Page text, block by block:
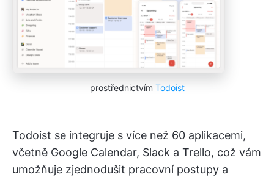
prostřednictvím Todoist
Todoist se integruje s více než 60 aplikacemi,
včetně Google Calendar, Slack a Trello, což vám
umožňuje zjednodušit pracovní postupy a